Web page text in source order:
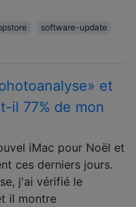
software-update
et
il 77% de mon
iMac pour Noël et
ces derniers jours.
j'ai vérifié le
il montre